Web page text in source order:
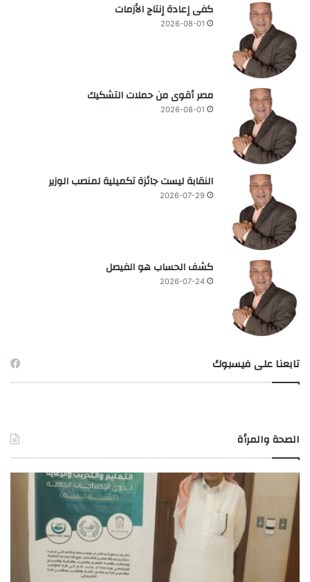
كفى إعادة إنتاج الأزمات
2026-08-01
مصر أقوى من حملات التشكيك
2026-08-01
النقابة ليست جائزة تكميلية لمنصب الوزير
2026-07-29
كشف الحساب هو الفيصل
2026-07-24
تابعنا على فيسبوك
الصحة والمرأة